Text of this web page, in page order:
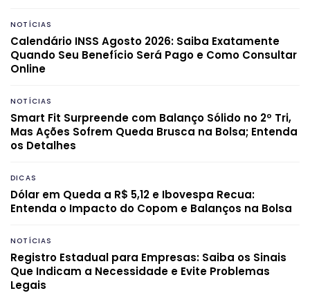
NOTÍCIAS
Calendário INSS Agosto 2026: Saiba Exatamente
Quando Seu Benefício Será Pago e Como Consultar
Online
NOTÍCIAS
Smart Fit Surpreende com Balanço Sólido no 2º Tri,
Mas Ações Sofrem Queda Brusca na Bolsa; Entenda
os Detalhes
DICAS
Dólar em Queda a R$ 5,12 e Ibovespa Recua:
Entenda o Impacto do Copom e Balanços na Bolsa
NOTÍCIAS
Registro Estadual para Empresas: Saiba os Sinais
Que Indicam a Necessidade e Evite Problemas
Legais